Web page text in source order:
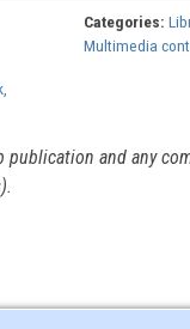
Categories:
Multimedia
and any